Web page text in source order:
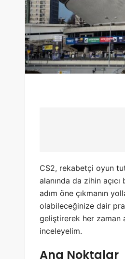
CS2, rekabetçi oyun
alanında da zihin
adım öne çıkmanın
olabileceğinize dair
geliştirerek her zaman
inceleyelim.
Ana Noktalar